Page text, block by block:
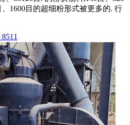
、1600目的超细粉形式被更多的. 行